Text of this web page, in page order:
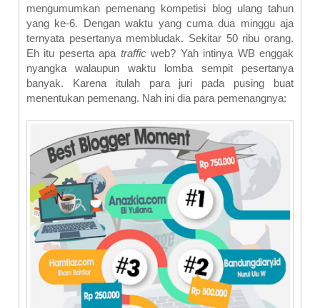
mengumumkan pemenang kompetisi blog ulang tahun
yang ke-6. Dengan waktu yang cuma dua minggu aja
ternyata pesertanya membludak. Sekitar 50 ribu orang.
Eh itu peserta apa trafficweb? Yah intinya WB enggak
nyangka walaupun waktu lomba sempit pesertanya
banyak. Karena itulah para juri pada pusing buat
menentukan pemenang. Nah ini dia para pemenangnya: